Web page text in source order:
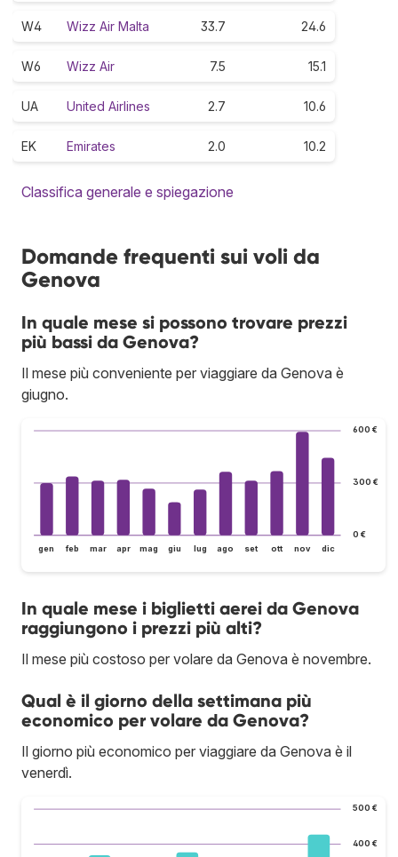
W4 Wizz Air Malta 33.7 24.6
W6 Wizz Air 7.5 15.1
UA United Airlines 2.7 10.6
EK Emirates 2.0 10.2
Classifica generale e spiegazione
Domande frequenti sui voli da
Genova
In quale mese si possono trovare prezzi
più bassi da Genova?
Il mese più conveniente per viaggiare da Genova è
giugno.
0 €
300 €
600 €
gen feb mar apr mag giu lug ago set ott nov dic
In quale mese i biglietti aerei da Genova
raggiungono i prezzi più alti?
Il mese più costoso per volare da Genova è novembre.
Qual è il giorno della settimana più
economico per volare da Genova?
Il giorno più economico per viaggiare da Genova è il
venerdì.
400 €
500 €